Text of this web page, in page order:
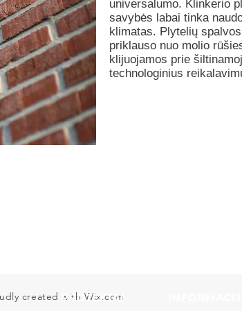
universalumo. Klinkerio
savybės labai tinka
klimatas. Plytelių
priklauso nuo molio
klijuojamos prie
technologinius
created withWix.com
PROJEKTAI